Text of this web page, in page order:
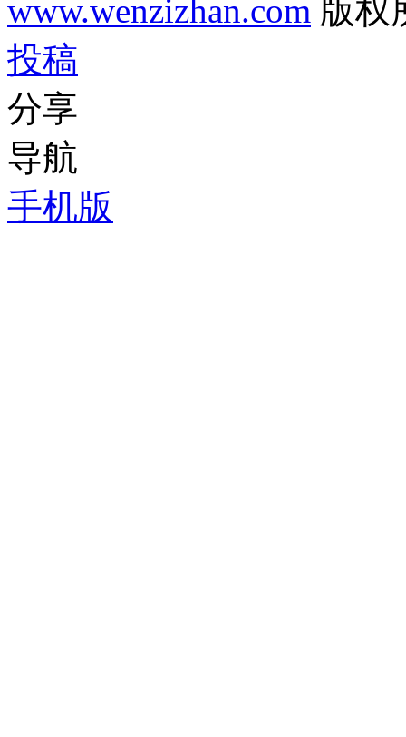
www.wenzizhan.com 版权
投稿
分享
导航
手机版